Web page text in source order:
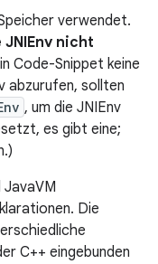
verwendet.
JNIEnv nicht
Code-Snippet keine
abzurufen, sollten
, um die JNIEnv
es gibt eine;
Die
C++ eingebunden